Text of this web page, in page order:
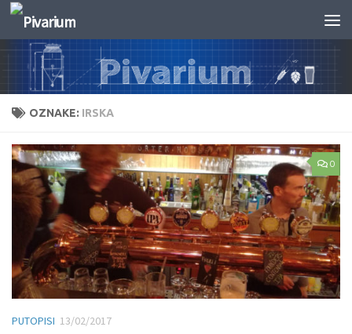
Skip to content
OZNAKE: IRSKA
0
PUTOPISI 13/02/2017